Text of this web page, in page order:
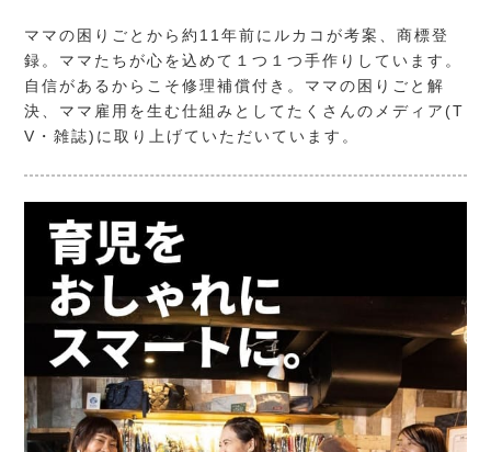
ママの困りごとから約11年前にルカコが考案、商標登
録。ママたちが心を込めて１つ１つ手作りしています。
自信があるからこそ修理補償付き。ママの困りごと解
決、ママ雇用を生む仕組みとしてたくさんのメディア(T
V・雑誌)に取り上げていただいています。